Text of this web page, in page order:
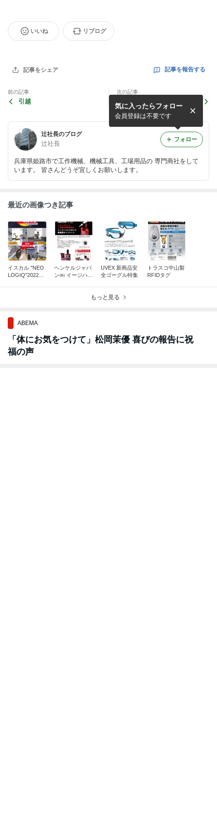
いいね リブログ
記事をシェア 記事を報告する
前の記事
引越
次の記事
ヤマザキマザック㈱製マルチ
タスキングマシンＩＮＴEG
REX ｊ４００，ｉ２００
ｓ ２台口納入
辻社長のブログ
辻社長
兵庫県姫路市で工作機械、機械工具、工場用品の 専門商社をして
います。 皆さんどうぞ宜しくお願いします。
気に入ったらフォロー
会員登録は不要です
フォロー
最近の画像つき記事
イスカル "NEO
LOGIQ"2022全
ヘンケルジャパ
ン㈱ イージハン
UVEX 新商品安
全ゴーグル特集
トラスコ中山製
RFIDタグ
もっと見る
ABEMA
「体にお気をつけて」松岡茉優 喜びの報告に祝
福の声